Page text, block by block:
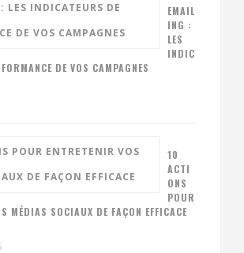
EMAIL
ING :
LES
INDIC
DE VOS CAMPAGNES
10
ACTI
ONS
POUR
MÉDIAS SOCIAUX DE FAÇON EFFICACE